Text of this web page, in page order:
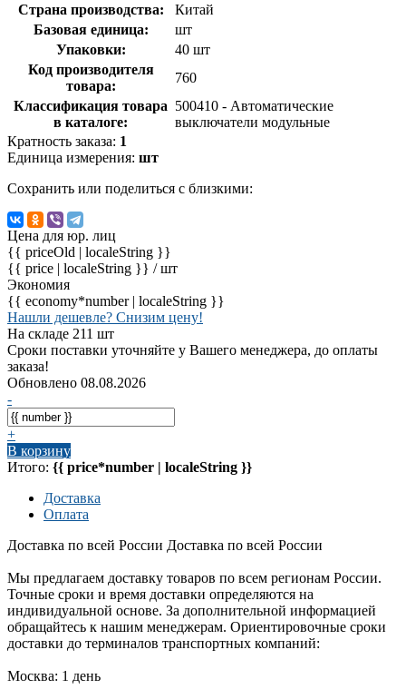
Страна производства:
Китай
Базовая единица:
шт
Упаковки:
40 шт
Код производителя
товара:
760
Классификация товара
в каталоге:
500410 - Автоматические
выключатели модульные
Кратность заказа: 1
Единица измерения: шт
Сохранить или поделиться с близкими:
Цена для юр. лиц
{{ priceOld | localeString }}
{{ price | localeString }} / шт
Экономия
{{ economy*number | localeString }}
Нашли дешевле? Снизим цену!
На складе 211 шт
Сроки поставки уточняйте у Вашего менеджера, до оплаты
заказа!
Обновлено 08.08.2026
-
+
В корзину
Итого: {{ price*number | localeString }}
Доставка
Оплата
Доставка по всей России Доставка по всей России
Мы предлагаем доставку товаров по всем регионам России.
Точные сроки и время доставки определяются на
индивидуальной основе. За дополнительной информацией
обращайтесь к нашим менеджерам. Ориентировочные сроки
доставки до терминалов транспортных компаний:
Москва: 1 день